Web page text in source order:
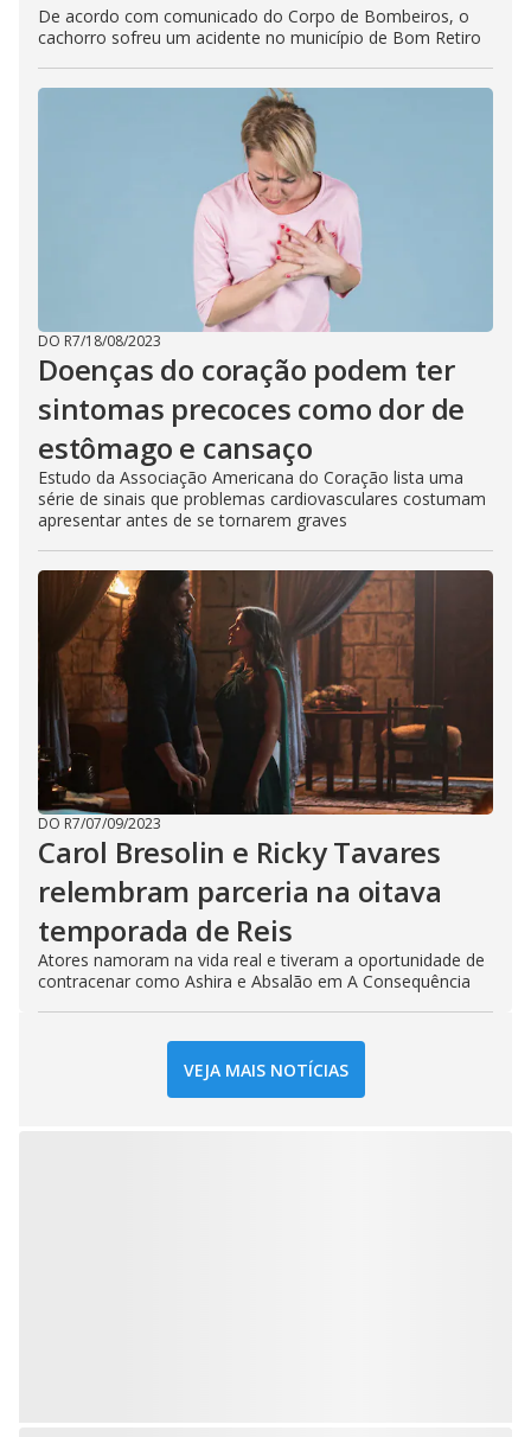
De acordo com comunicado do Corpo de Bombeiros, o
cachorro sofreu um acidente no município de Bom Retiro
DO R7/18/08/2023
Doenças do coração podem ter
sintomas precoces como dor de
estômago e cansaço
Estudo da Associação Americana do Coração lista uma
série de sinais que problemas cardiovasculares costumam
apresentar antes de se tornarem graves
DO R7/07/09/2023
Carol Bresolin e Ricky Tavares
relembram parceria na oitava
temporada de Reis
Atores namoram na vida real e tiveram a oportunidade de
contracenar como Ashira e Absalão em A Consequência
VEJA MAIS NOTÍCIAS